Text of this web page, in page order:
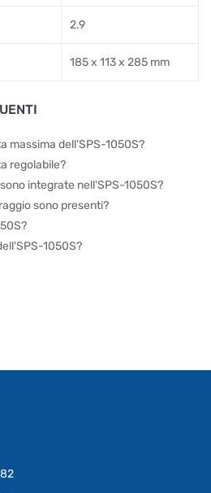
2.9
185 x 113 x 285 mm
massima dell'SPS-1050S?
regolabile?
integrate nell'SPS-1050S?
sono presenti?
1050S?